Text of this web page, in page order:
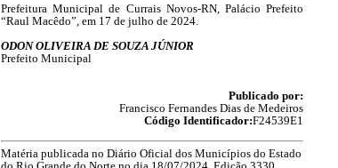
Prefeitura Municipal de Currais Novos-RN, Palácio Prefeito
“Raul Macêdo”, em 17 de julho de 2024.
ODON OLIVEIRA DE SOUZA JÚNIOR
Prefeito Municipal
Publicado por:
Francisco Fernandes Dias de Medeiros
Código Identificador:F24539E1
Matéria publicada no Diário Oficial dos Municípios do Estado